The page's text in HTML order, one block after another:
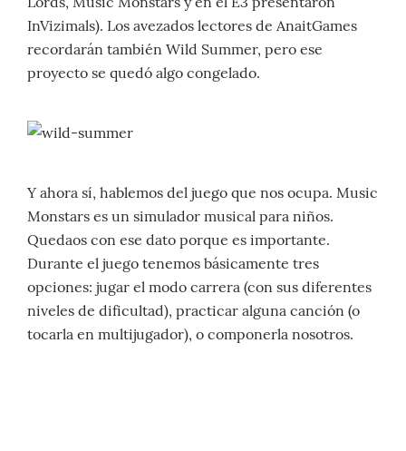
InVizimals). Los avezados lectores de AnaitGames
recordarán también Wild Summer, pero ese
proyecto se quedó algo congelado.
Y ahora sí, hablemos del juego que nos ocupa. Music
Monstars es un simulador musical para niños.
Quedaos con ese dato porque es importante.
Durante el juego tenemos básicamente tres
opciones: jugar el modo carrera (con sus diferentes
niveles de dificultad), practicar alguna canción (o
tocarla en multijugador), o componerla nosotros.